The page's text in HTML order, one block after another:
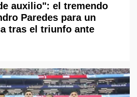
auxilio": el tremendo
Paredes para un
tras el triunfo ante